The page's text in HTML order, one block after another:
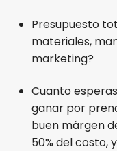
Presupuesto
materiales,
marketing?
Cuanto
ganar por
buen márgen
50% del costo,